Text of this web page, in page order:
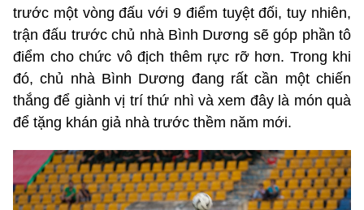
trước một vòng đấu với 9 điểm tuyệt đối, tuy nhiên,
trận đấu trước chủ nhà Bình Dương sẽ góp phần tô
điểm cho chức vô địch thêm rực rỡ hơn. Trong khi
đó, chủ nhà Bình Dương đang rất cần một chiến
thắng để giành vị trí thứ nhì và xem đây là món quà
để tặng khán giả nhà trước thềm năm mới.